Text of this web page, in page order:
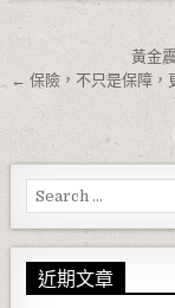
文章導覽黃金
← 保險，不只是保障
Search for:
近期文章